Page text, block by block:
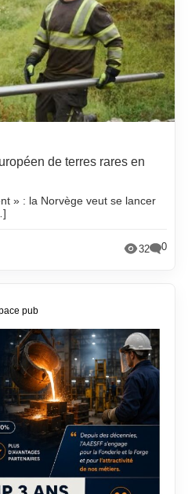
de terres rares en
» : la Norvège veut se lancer
32 0
pub